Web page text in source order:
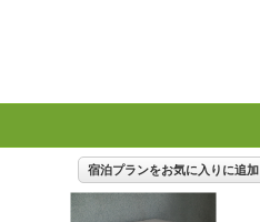
宿泊プランをお気に入りに追加